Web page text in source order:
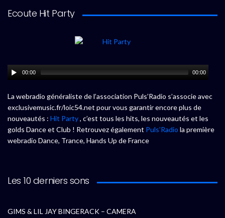
Ecoute Hit Party
00:00 00:00
La webradio généraliste de l’association Puls’Radio s’associe avec
exclusivemusic.fr/loic54.net pour vous garantir encore plus de
nouveautés : Hit Party, c’est tous les hits, les nouveautés et les
golds Dance et Club ! Retrouvez également Puls’Radio la première
webradio Dance, Trance, Hands Up de France
Les 10 derniers sons
GIMS & LIL JAY BINGERACK – CAMERA